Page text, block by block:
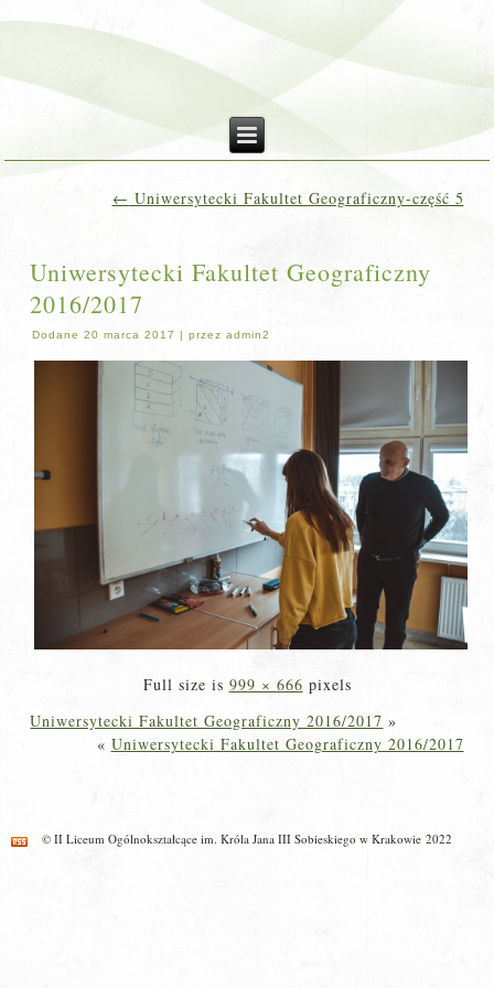
← Uniwersytecki Fakultet Geograficzny-część 5
Uniwersytecki Fakultet Geograficzny
2016/2017
Dodane 20 marca 2017 |przez admin2
Full size is 999 × 666 pixels
Uniwersytecki Fakultet Geograficzny 2016/2017 »
« Uniwersytecki Fakultet Geograficzny 2016/2017
© II Liceum Ogólnokształcące im. Króla Jana III Sobieskiego w Krakowie 2022